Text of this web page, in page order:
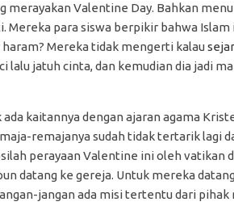
Valentine Day. Bahkan
para siswa berpikir bahwa Islam
Mereka tidak mengerti kalau
lalu jatuh cinta, dan kemudian dia jadi
kaitannya dengan ajaran agama
remajanya sudah tidak tertarik lagi
perayaan Valentine ini oleh vatikan
datang ke gereja. Untuk mereka
jangan ada misi tertentu dari